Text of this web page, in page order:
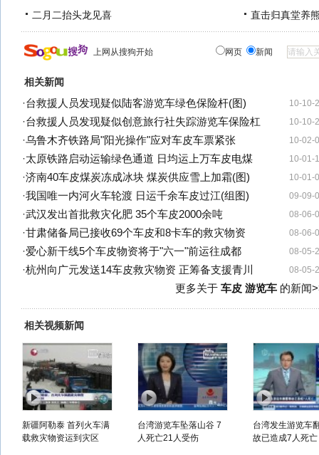
二月二抬头龙见喜 直击归真堂养
上网从搜狗开始 网页 新闻
相关新闻
10-10-
·台救援人员发现疑似陆客游览车绿色保险杆(图)
10-10-
·台救援人员发现疑似创意旅行社失踪游览车保险杠
10-02-
·乌鲁木齐铁路局"阳光操作"应对车皮车票紧张
10-01-
·太原铁路启动运输绿色通道 日均运上万车皮电煤
10-01-
·济南40车皮煤炭冻成冰块 煤炭供应雪上加霜(图)
09-09-
·我国唯一内河火车轮渡 日运千余车皮过江(组图)
08-06-
·武汉发出首批救灾化肥 35个车皮2000余吨
08-06-
·甘肃储备局已接收69个车皮和8卡车的救灾物资
08-05-
·爱心新干线5个车皮物资将于"六一"前运往成都
08-05-
·杭州向广元发送14车皮救灾物资 正筹备支援青川
更多关于 车皮 游览车的新闻
相关视频新闻
新疆阿勒泰 首列火车满
载救灾物资运到灾区
台湾游览车坠落山谷 7
人死亡21人受伤
台湾发生游览车
故已造成7人死亡